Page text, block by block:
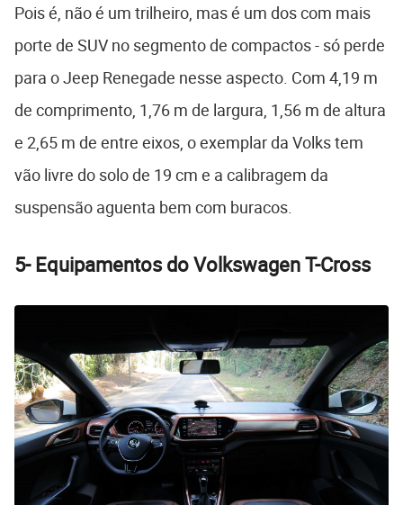
Pois é, não é um trilheiro, mas é um dos com mais
porte de SUV no segmento de compactos - só perde
para o Jeep Renegade nesse aspecto. Com 4,19 m
de comprimento, 1,76 m de largura, 1,56 m de altura
e 2,65 m de entre eixos, o exemplar da Volks tem
vão livre do solo de 19 cm e a calibragem da
suspensão aguenta bem com buracos.
5- Equipamentos do Volkswagen T-Cross